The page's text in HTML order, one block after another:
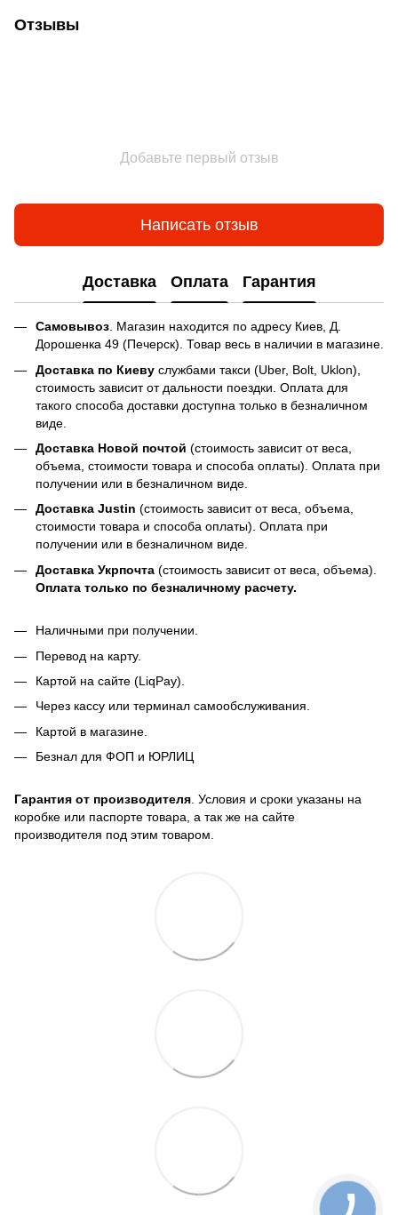
Отзывы
Добавьте первый отзыв
Написать отзыв
Доставка Оплата Гарантия
Самовывоз . Магазин находится по адресу Киев, Д.
Дорошенка 49 (Печерск). Товар весь в наличии в магазине.
Доставка по Киеву службами такси (Uber, Bolt, Uklon),
стоимость зависит от дальности поездки. Оплата для
такого способа доставки доступна только в безналичном
виде.
Доставка Новой почтой (стоимость зависит от веса,
объема, стоимости товара и способа оплаты). Оплата при
получении или в безналичном виде.
Доставка Justin (стоимость зависит от веса, объема,
стоимости товара и способа оплаты). Оплата при
получении или в безналичном виде.
Доставка Укрпочта (стоимость зависит от веса, объема).
Оплата только по безналичному расчету.
Наличными при получении.
Перевод на карту.
Картой на сайте (LiqPay).
Через кассу или терминал самообслуживания.
Картой в магазине.
Безнал для ФОП и ЮРЛИЦ
Гарантия от производителя. Условия и сроки указаны на
коробке или паспорте товара, а так же на сайте
производителя под этим товаром.